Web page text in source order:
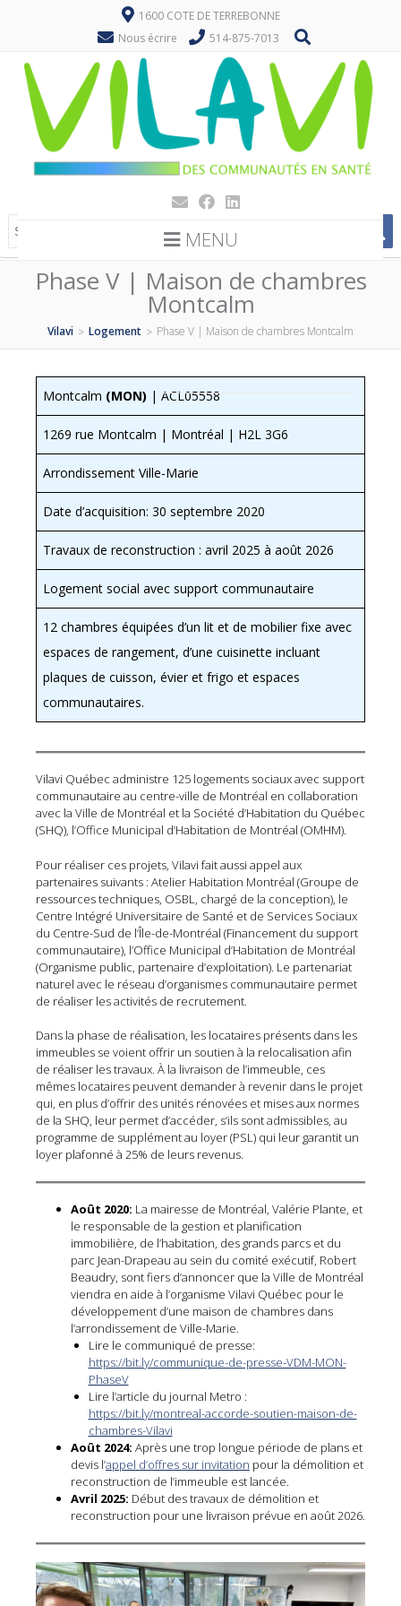
1600 COTE DE TERREBONNE
Nous écrire
514-875-7013
MENU
Phase V | Maison de chambres
Montcalm
Vilavi > Logement > Phase V | Maison de chambres Montcalm
Montcalm (MON) | ACL05558
1269 rue Montcalm | Montréal | H2L 3G6
Arrondissement Ville-Marie
Date d’acquisition: 30 septembre 2020
Travaux de reconstruction : avril 2025 à août 2026
Logement social avec support communautaire
12 chambres équipées d’un lit et de mobilier fixe avec
espaces de rangement, d’une cuisinette incluant
plaques de cuisson, évier et frigo et espaces
communautaires.
Vilavi Québec administre 125 logements sociaux avec support
communautaire au centre-ville de Montréal en collaboration
avec la Ville de Montréal et la Société d’Habitation du Québec
(SHQ), l’Office Municipal d’Habitation de Montréal (OMHM).
Pour réaliser ces projets, Vilavi fait aussi appel aux
partenaires suivants : Atelier Habitation Montréal (Groupe de
ressources techniques, OSBL, chargé de la conception), le
Centre Intégré Universitaire de Santé et de Services Sociaux
du Centre-Sud de l’Île-de-Montréal (Financement du support
communautaire), l’Office Municipal d’Habitation de Montréal
(Organisme public, partenaire d’exploitation). Le partenariat
naturel avec le réseau d’organismes communautaire permet
de réaliser les activités de recrutement.
Dans la phase de réalisation, les locataires présents dans les
immeubles se voient offrir un soutien à la relocalisation afin
de réaliser les travaux. À la livraison de l’immeuble, ces
mêmes locataires peuvent demander à revenir dans le projet
qui, en plus d’offrir des unités rénovées et mises aux normes
de la SHQ, leur permet d’accéder, s’ils sont admissibles, au
programme de supplément au loyer (PSL) qui leur garantit un
loyer plafonné à 25% de leurs revenus.
Août 2020: La mairesse de Montréal, Valérie Plante, et
le responsable de la gestion et planification
immobilière, de l’habitation, des grands parcs et du
parc Jean-Drapeau au sein du comité exécutif, Robert
Beaudry, sont fiers d’annoncer que la Ville de Montréal
viendra en aide à l’organisme Vilavi Québec pour le
développement d’une maison de chambres dans
l’arrondissement de Ville-Marie.
Lire le communiqué de presse:
https://bit.ly/communique-de-presse-VDM-MON-
PhaseV
Lire l’article du journal Metro :
https://bit.ly/montreal-accorde-soutien-maison-de-
chambres-Vilavi
Août 2024: Après une trop longue période de plans et
devis l’appel d’offres sur invitation pour la démolition et
reconstruction de l’immeuble est lancée.
Avril 2025: Début des travaux de démolition et
reconstruction pour une livraison prévue en août 2026.